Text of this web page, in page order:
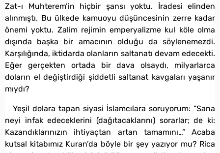
Zat-ı Muhterem’in hiçbir şansı yoktu. İradesi elinden
alınmıştı. Bu ülkede kamuoyu düşüncesinin zerre kadar
önemi yoktu. Zalim rejimin emperyalizme kul köle olma
dışında başka bir amacının olduğu da söylenemezdi.
Karşılığında, iktidarda olanların saltanatı devam edecekti.
Eğer gerçekten ortada bir dava olsaydı, milyarlarca
doların el değiştirdiği şiddetli saltanat kavgaları yaşanır
mıydı?
Yeşil dolara tapan siyasi İslamcılara soruyorum: “Sana
neyi infak edeceklerini (dağıtacaklarını) sorarlar; de ki:
Kazandıklarınızın ihtiyaçtan artan tamamını…” Acaba
kutsal kitabımız Kuran’da böyle bir şey yazıyor mu? Rica